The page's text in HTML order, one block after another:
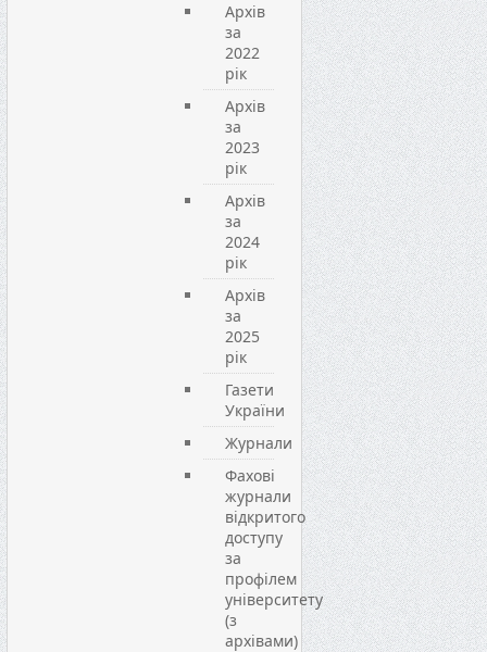
Архів
за
2022
рік
Архів
за
2023
рік
Архів
за
2024
рік
Архів
за
2025
рік
Газети
України
Журнали
Фахові
журнали
відкритого
доступу
за
профілем
університету
(з
архівами)